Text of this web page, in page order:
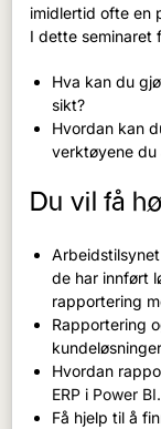
imidlertid ofte en
I dette seminaret
Hva kan du
sikt?
Hvordan kan
verktøyene du
Du vil få
de har innført
rapportering
Rapportering
Hvordan
ERP i Power BI.
Få hjelp til å